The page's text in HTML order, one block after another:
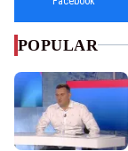
POPULAR